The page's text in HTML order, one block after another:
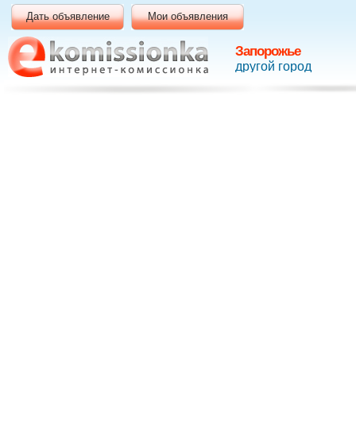
Запорожье
другой город
Дать объявление Мои объявления